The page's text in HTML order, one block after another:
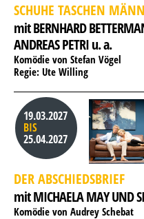
SCHUHE TASCHEN
mit BERNHARD
ANDREAS PETRI u. a.
Komödie von Stefan Vögel
Regie: Ute Willing
19.03.2027
BIS
25.04.2027
DER ABSCHIEDSBRIEF
mit MICHAELA MAY UND
Komödie von Audrey Schebat